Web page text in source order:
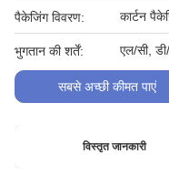
पैकेजिंग विवरण: कार्टन
भुगतान की शर्तें: एल/सी,
सबसे अच्छी कीमत पाएं
विस्तृत जानकारी